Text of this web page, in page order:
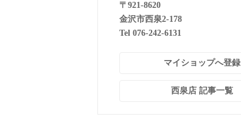
〒921-8620
金沢市西泉2-178
Tel 076-242-6131
マイショップへ登録
西泉店 記事一覧